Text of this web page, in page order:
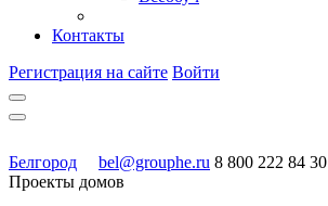
Контакты
Регистрация на сайте Войти
Белгород bel@grouphe.ru 8 800 222 84 30
Проекты домов